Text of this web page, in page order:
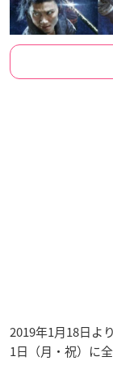
2019年1月18日よ
1日（月・祝）に